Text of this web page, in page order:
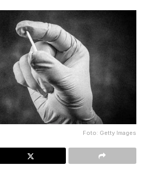
Foto: Getty Images